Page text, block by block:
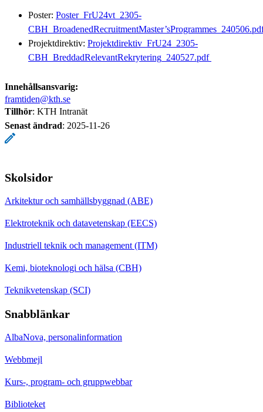
Poster: Poster_FrU24vt_2305-
Projektdirektiv: Projektdirektiv_FrU24_2305-
CBH_BreddadRelevantRekrytering_240527.pdf
Innehållsansvarig:
framtiden@kth.se
Tillhör: KTH Intranät
Senast ändrad: 2025-11-26
Skolsidor
Arkitektur och samhällsbyggnad (ABE)
Elektroteknik och datavetenskap (EECS)
Industriell teknik och management (ITM)
Kemi, bioteknologi och hälsa (CBH)
Teknikvetenskap (SCI)
Snabblänkar
AlbaNova, personalinformation
Webbmejl
Kurs-, program- och gruppwebbar
Biblioteket